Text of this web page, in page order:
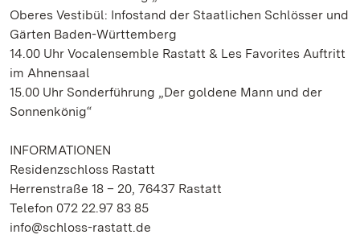
Oberes Vestibül: Infostand der Staatlichen Schlösser und
Gärten Baden-Württemberg
14.00 Uhr Vocalensemble Rastatt & Les Favorites Auftritt
im Ahnensaal
15.00 Uhr Sonderführung „Der goldene Mann und der
Sonnenkönig“
INFORMATIONEN
Residenzschloss Rastatt
Herrenstraße 18 – 20, 76437 Rastatt
Telefon 072 22.97 83 85
info@schloss-rastatt.de